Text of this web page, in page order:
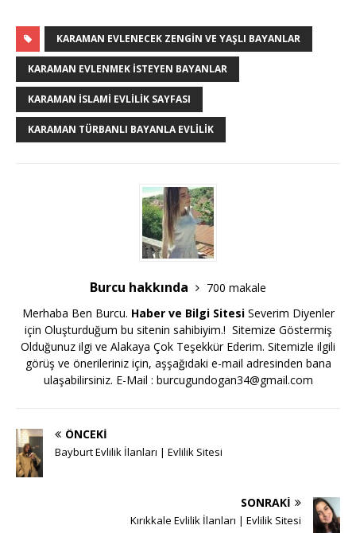
KARAMAN EVLENECEK ZENGIN VE YAŞLI BAYANLAR
KARAMAN EVLENMEK ISTEYEN BAYANLAR
KARAMAN ISLAMI EVLILIK SAYFASI
KARAMAN TÜRBANLI BAYANLA EVLILIK
Burcu hakkında
700 makale
Merhaba Ben Burcu. Haber ve Bilgi SitesiSeverim Diyenler
için Oluşturduğum bu sitenin sahibiyim.! Sitemize Göstermiş
Olduğunuz ilgi ve Alakaya Çok Teşekkür Ederim. Sitemizle ilgili
görüş ve önerileriniz için, aşşağıdaki e-mail adresinden bana
ulaşabilirsiniz. E-Mail : burcugundogan34@gmail.com
ÖNCEKI
Bayburt Evlilik İlanları | Evlilik Sitesi
SONRAKI
Kırıkkale Evlilik İlanları | Evlilik Sitesi